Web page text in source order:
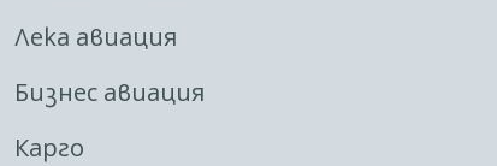
Лека авиация
Бизнес авиация
Карго